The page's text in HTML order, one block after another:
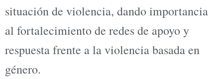
situación de violencia, dando importancia
al fortalecimiento de redes de apoyo y
respuesta frente a la violencia basada en
género.